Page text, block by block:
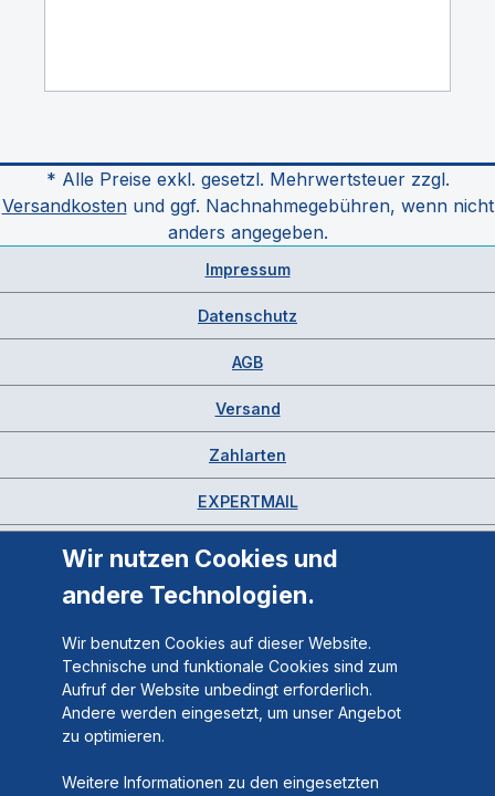
* Alle Preise exkl. gesetzl. Mehrwertsteuer zzgl.
Versandkostenund ggf. Nachnahmegebühren, wenn nicht
anders angegeben.
Impressum
Datenschutz
AGB
Versand
Zahlarten
EXPERTMAIL
Wir nutzen Cookies und
andere Technologien.
Wir benutzen Cookies auf dieser Website.
Technische und funktionale Cookies sind zum
Aufruf der Website unbedingt erforderlich.
Andere werden eingesetzt, um unser Angebot
zu optimieren.
Weitere Informationen zu den eingesetzten